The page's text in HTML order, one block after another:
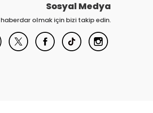
Sosyal Medya
olmak için bizi takip edin.